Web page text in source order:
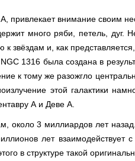
привлекает внимание
много ряби, петель, дуг.
звёздам и, как
1316 была создана в
к тому же разожгло
этой галактики
А и Деве А.
около 3 миллиардов лет
лет взаимодействует
в структуре такой